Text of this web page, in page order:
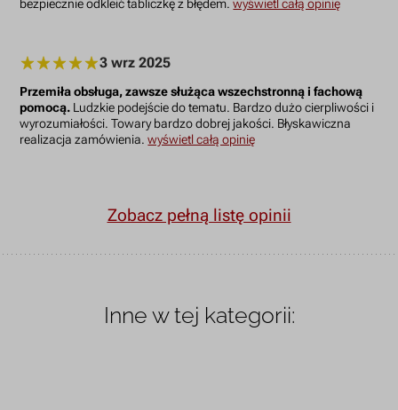
bezpiecznie odkleić tabliczkę z błędem.wyświetl całą opinię
3 wrz 2025
Przemiła obsługa, zawsze służąca wszechstronną i fachową
pomocą. Ludzkie podejście do tematu. Bardzo dużo cierpliwości i
wyrozumiałości. Towary bardzo dobrej jakości. Błyskawiczna
realizacja zamówienia.wyświetl całą opinię
Zobacz pełną listę opinii
Inne w tej kategorii: